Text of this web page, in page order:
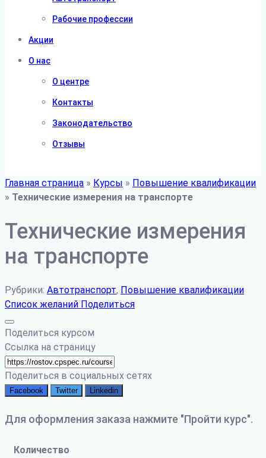
Рабочие профессии
Акции
О нас
О центре
Контакты
Законодательство
Отзывы
Главная страница » Курсы » Повышение квалификации
» Технические измерения на транспорте
Технические измерения
на транспорте
Рубрики: Автотранспорт, Повышение квалификации
Список желаний Поделиться
Поделиться курсом
Ссылка на страницу
Поделиться в социальных сетях
Facebook Twitter Linkedin
Для оформления заказа нажмите "Пройти курс".
Количество